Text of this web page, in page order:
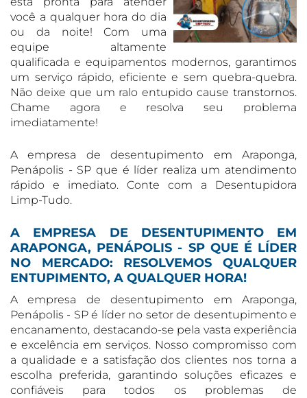
você a qualquer hora do dia
ou da noite! Com uma
equipe altamente
qualificada e equipamentos modernos, garantimos
um serviço rápido, eficiente e sem quebra-quebra.
Não deixe que um ralo entupido cause transtornos.
Chame agora e resolva seu problema
imediatamente!
A empresa de desentupimento em Araponga,
Penápolis - SP que é líder realiza um atendimento
rápido e imediato. Conte com a Desentupidora
Limp-Tudo.
A EMPRESA DE DESENTUPIMENTO EM
ARAPONGA, PENÁPOLIS - SP QUE É LÍDER
NO MERCADO: RESOLVEMOS QUALQUER
ENTUPIMENTO, A QUALQUER HORA!
A empresa de desentupimento em Araponga,
Penápolis - SP é líder no setor de desentupimento e
encanamento, destacando-se pela vasta experiência
e excelência em serviços. Nosso compromisso com
a qualidade e a satisfação dos clientes nos torna a
escolha preferida, garantindo soluções eficazes e
confiáveis para todos os problemas de